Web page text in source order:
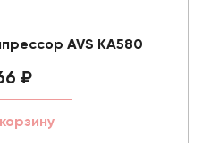
AVS KA580
₽